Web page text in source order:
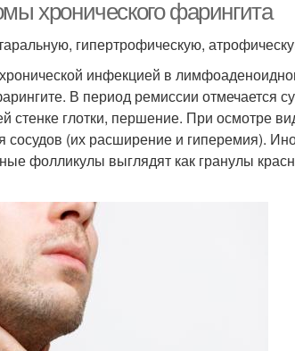
хронического фарингита
гипертрофическую,
инфекцией в
В период ремиссии отмечается
глотки, першение. При осмотре
сосудов (их расширение и гиперемия).
фолликулы выглядят как гранулы